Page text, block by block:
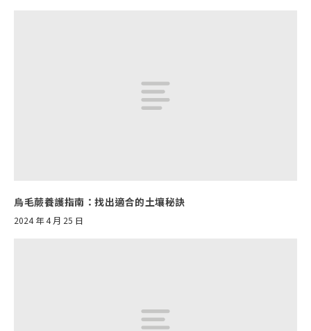
烏毛蕨養護指南：找出適合的土壤秘訣
2024 年 4 月 25 日